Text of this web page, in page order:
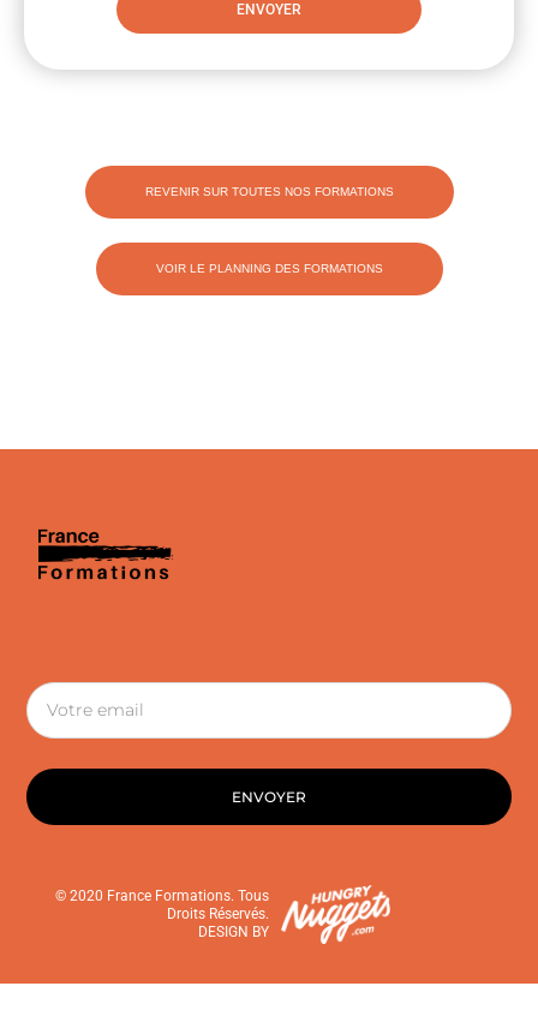
ENVOYER
REVENIR SUR TOUTES NOS FORMATIONS
VOIR LE PLANNING DES FORMATIONS
ENVOYER
© 2020 France Formations. Tous
Droits Réservés.
DESIGN BY